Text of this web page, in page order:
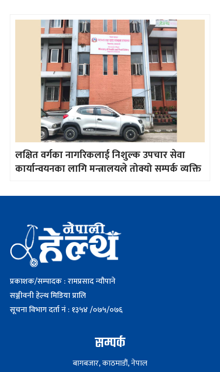
लक्षित वर्गका नागरिकलाई निशुल्क उपचार सेवा
कार्यान्वयनका लागि मन्त्रालयले तोक्यो सम्पर्क व्यक्ति
प्रकाशक/सम्पादक : रामप्रसाद न्यौपाने
सञ्जीवनी हेल्थ मिडिया प्रालि
सूचना विभाग दर्ता नं : १३५४ /०७५/०७६
सम्पर्क
बागबजार, काठमाडौं, नेपाल